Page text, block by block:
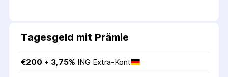
Tagesgeld mit Prämie
€200 + 3,75% ING Extra-Kont